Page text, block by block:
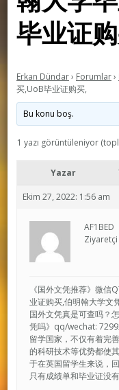
毕业证
Erkan Dündar› Forumlar›
买,UoB毕业证购买,
Bu konu boş.
1 yazı görüntüleniyor
Yazar
Ekim 27, 2022: 1:56 am
AF1BED
Ziyaretçi
《国外文凭推荐》微
业证购买,伯明翰大学文
国外文凭真是可查吗？
凭吗》qq/wechat:
留学国家，不仅有着完
的科研技术等优势都使
于在英国留学生来说，
只有成绩单和毕业证没